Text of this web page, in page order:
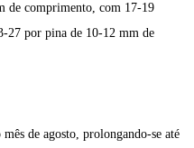
de comprimento, com 17-19
27 por pina de 10-12 mm de
de agosto, prolongando-se até